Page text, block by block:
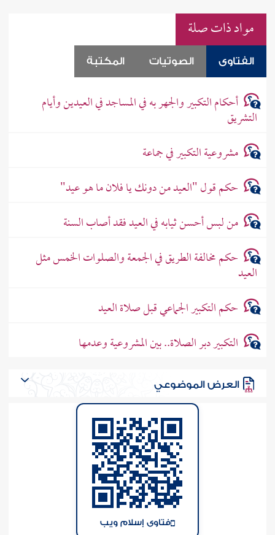
مواد ذات صلة
الفتاوى الصوتيات المكتبة
أحكام التكبير والجهر به في المساجد في العيدين وأيام
التشريق
مشروعية التكبير في جماعة
حكم قول "العيد من دونك يا فلان ما هو عيد"
من لبس أحسن ثيابه في العيد فقد أصاب السنة
حكم مخالفة الطريق في الجمعة والصلوات الخمس مثل
العيد
حكم التكبير الجماعي قبل صلاة العيد
التكبير دبر الصلاة.. بين المشروعية وعدمها
العرض الموضوعي
فتاوى إسلام ويب